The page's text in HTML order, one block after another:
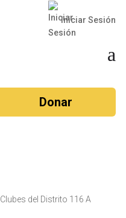
Iniciar Sesión
a
Donar
Clubes del Distrito 116 A